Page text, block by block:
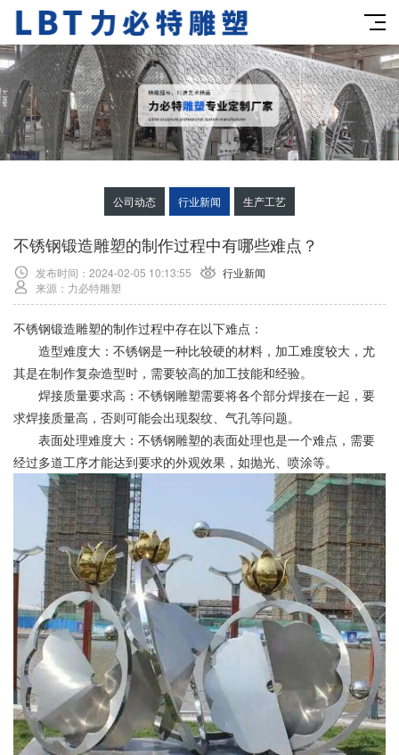
公司动态 行业新闻 生产工艺
不锈钢锻造雕塑的制作过程中有哪些难点？
发布时间：2024-02-05 10:13:55
行业新闻
来源：力必特雕塑
不锈钢锻造雕塑的制作过程中存在以下难点：
造型难度大：不锈钢是一种比较硬的材料，加工难度较大，尤
其是在制作复杂造型时，需要较高的加工技能和经验。
焊接质量要求高：不锈钢雕塑需要将各个部分焊接在一起，要
求焊接质量高，否则可能会出现裂纹、气孔等问题。
表面处理难度大：不锈钢雕塑的表面处理也是一个难点，需要
经过多道工序才能达到要求的外观效果，如抛光、喷涂等。